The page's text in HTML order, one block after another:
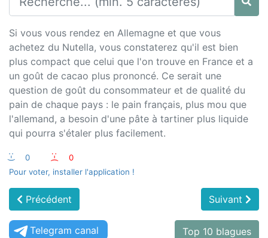
Si vous vous rendez en Allemagne et que vous
achetez du Nutella, vous constaterez qu'il est bien
plus compact que celui que l'on trouve en France et a
un goût de cacao plus prononcé. Ce serait une
question de goût du consommateur et de qualité du
pain de chaque pays : le pain français, plus mou que
l'allemand, a besoin d'une pâte à tartiner plus liquide
qui pourra s'étaler plus facilement.
:-) 0 :-(
0
Pour voter, installer l'application !
Précédent Suivant
Telegram canal Top 10 blagues